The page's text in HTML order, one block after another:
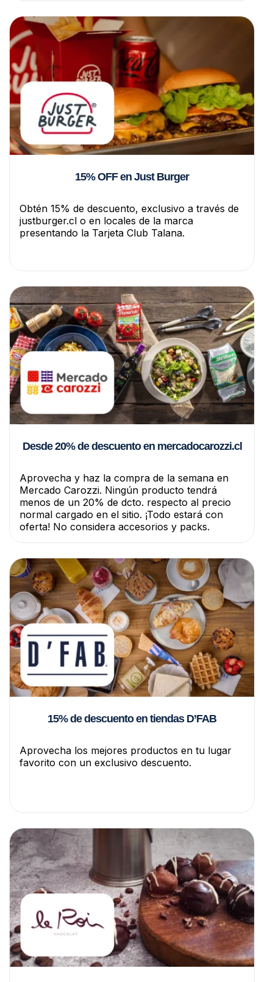
15% OFF en Just Burger
Obtén 15% de descuento, exclusivo a través de
justburger.cl o en locales de la marca
presentando la Tarjeta Club Talana.
Desde 20% de descuento en mercadocarozzi.cl
Aprovecha y haz la compra de la semana en
Mercado Carozzi. Ningún producto tendrá
menos de un 20% de dcto. respecto al precio
normal cargado en el sitio. ¡Todo estará con
oferta! No considera accesorios y packs.
15% de descuento en tiendas D’FAB
Aprovecha los mejores productos en tu lugar
favorito con un exclusivo descuento.